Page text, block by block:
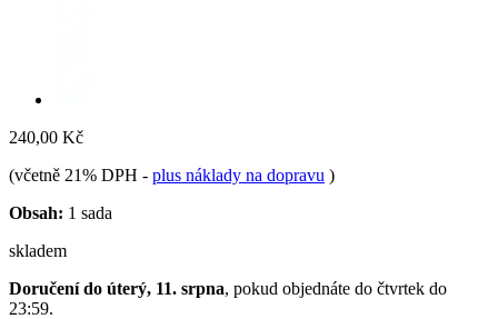
240,00 Kč
(včetně 21% DPH - plus náklady na dopravu )
Obsah: 1 sada
skladem
Doručení do úterý, 11. srpna, pokud objednáte do čtvrtek do
23:59.